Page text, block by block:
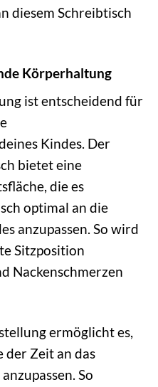
diesem Schreibtisch
Körperhaltung
ist entscheidend für
Kindes. Der
bietet eine
die es
optimal an die
anzupassen. So wird
Sitzposition
Nackenschmerzen
ermöglicht es,
der Zeit an das
So